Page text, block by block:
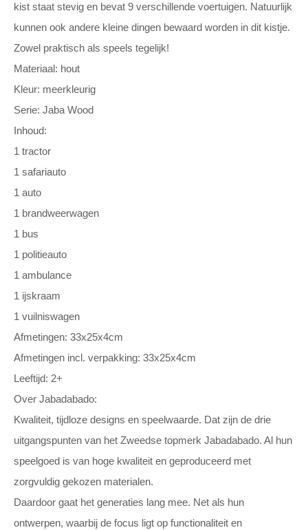
kist staat stevig en bevat 9 verschillende voertuigen. Natuurlijk
kunnen ook andere kleine dingen bewaard worden in dit kistje.
Zowel praktisch als speels tegelijk!
Materiaal: hout
Kleur: meerkleurig
Serie: Jaba Wood
Inhoud:
1 tractor
1 safariauto
1 auto
1 brandweerwagen
1 bus
1 politieauto
1 ambulance
1 ijskraam
1 vuilniswagen
Afmetingen: 33x25x4cm
Afmetingen incl. verpakking: 33x25x4cm
Leeftijd: 2+
Over Jabadabado:
Kwaliteit, tijdloze designs en speelwaarde. Dat zijn de drie
uitgangspunten van het Zweedse topmerk Jabadabado. Al hun
speelgoed is van hoge kwaliteit en geproduceerd met
zorgvuldig gekozen materialen.
Daardoor gaat het generaties lang mee. Net als hun
ontwerpen, waarbij de focus ligt op functionaliteit en